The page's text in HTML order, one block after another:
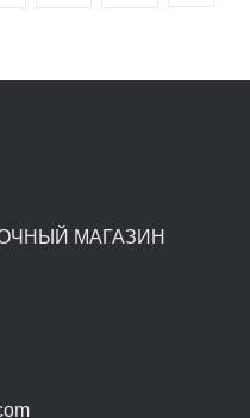
МАГАЗИН